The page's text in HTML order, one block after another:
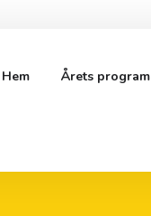
Hem Årets program